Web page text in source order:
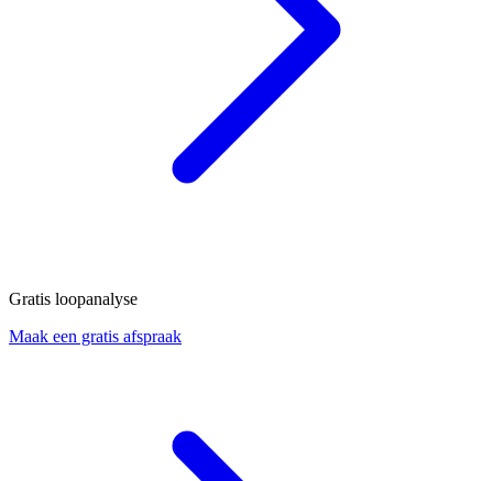
Gratis loopanalyse
Maak een gratis afspraak